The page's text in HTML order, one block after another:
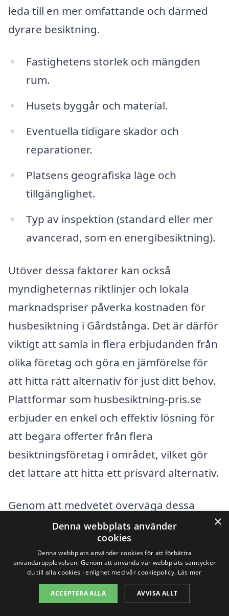
leda till en mer omfattande och därmed
dyrare besiktning.
Fastighetens storlek och mängden
rum.
Husets byggår och material.
Eventuella tidigare skador och
reparationer.
Platsens geografiska läge och
tillgänglighet.
Typ av inspektion (standard eller mer
avancerad, som en energibesiktning).
Utöver dessa faktorer kan också
myndigheternas riktlinjer och lokala
marknadspriser påverka kostnaden för
husbesiktning i Gårdstånga. Det är därför
viktigt att samla in flera erbjudanden från
olika företag och göra en jämförelse för
att hitta rätt alternativ för just ditt behov.
Plattformar som husbesiktning-pris.se
erbjuder en enkel och effektiv lösning för
att begära offerter från flera
besiktningsföretag i området, vilket gör
det lättare att hitta ett prisvärd alternativ.
Genom att medvetet överväga dessa
faktorer kan du göra en klokare
investering i ditt hem och säkerställa att
alla aspekter beaktas före ett husköp eller
större renovering. Kom ihåg att en
grundlig husbesiktning kan spara dig
×
Denna webbplats använder
cookies
Denna webbplats använder cookies för att förbättra
användarupplevelsen. Genom att använda vår webbplats samtycker
du till alla cookies i enlighet med vår cookiepolicy. Läs mer
ACCEPTERA ALLA AVVISA ALLT